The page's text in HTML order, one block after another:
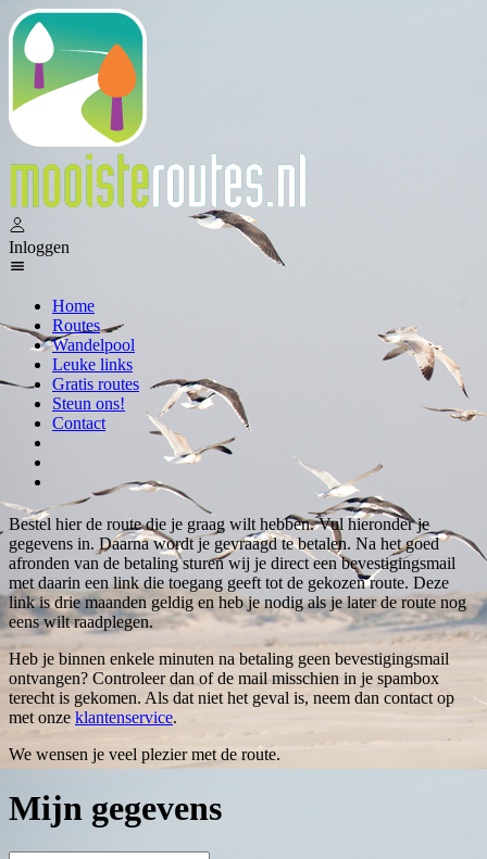
Inloggen
Home
Routes
Wandelpool
Leuke links
Gratis routes
Steun ons!
Contact
Bestel hier de route die je graag wilt hebben. Vul hieronder je
gegevens in. Daarna wordt je gevraagd te betalen. Na het goed
afronden van de betaling sturen wij je direct een bevestigingsmail
met daarin een link die toegang geeft tot de gekozen route. Deze
link is drie maanden geldig en heb je nodig als je later de route nog
eens wilt raadplegen.
Heb je binnen enkele minuten na betaling geen bevestigingsmail
ontvangen? Controleer dan of de mail misschien in je spambox
terecht is gekomen. Als dat niet het geval is, neem dan contact op
met onze klantenservice.
We wensen je veel plezier met de route.
Mijn gegevens